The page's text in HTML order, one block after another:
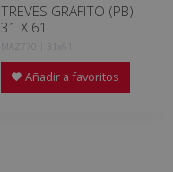
TREVES GRAFITO (PB)
31 X 61
MAZ770 | 31x61
Añadir a favoritos